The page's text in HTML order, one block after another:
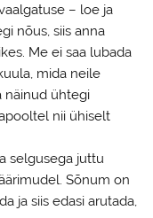
– loe ja
nõus, siis anna
Me ei saa lubada
mida neile
näinud ühtegi
nii ühiselt
selgusega juttu
Sõnum on
ja siis edasi arutada,